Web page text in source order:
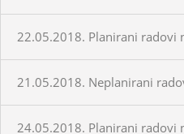
22.05.2018. Planirani radovi
21.05.2018. Neplanirani
24.05.2018. Planirani radovi